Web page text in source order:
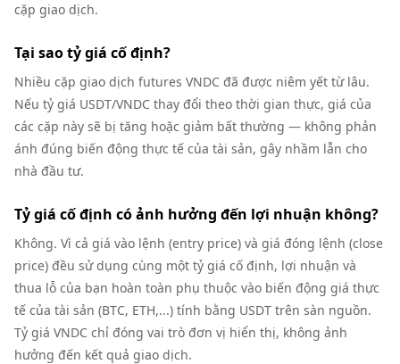
cặp giao dịch.
Tại sao tỷ giá cố định?
Nhiều cặp giao dịch futures VNDC đã được niêm yết từ lâu.
Nếu tỷ giá USDT/VNDC thay đổi theo thời gian thực, giá của
các cặp này sẽ bị tăng hoặc giảm bất thường — không phản
ánh đúng biến động thực tế của tài sản, gây nhầm lẫn cho
nhà đầu tư.
Tỷ giá cố định có ảnh hưởng đến lợi nhuận không?
Không. Vì cả giá vào lệnh (entry price) và giá đóng lệnh (close
price) đều sử dụng cùng một tỷ giá cố định, lợi nhuận và
thua lỗ của bạn hoàn toàn phụ thuộc vào biến động giá thực
tế của tài sản (BTC, ETH,...) tính bằng USDT trên sàn nguồn.
Tỷ giá VNDC chỉ đóng vai trò đơn vị hiển thị, không ảnh
hưởng đến kết quả giao dịch.